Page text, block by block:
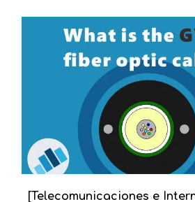
MGXTWEste tipo de cable
principalmente para la
laminado de polietileno de acero
centralCaracterísticas
central (también llamado cable
holgado)Lugar de aplicación:
conductos, conductos
MGXTWNúmeros de fibra:1-12
recomendado
Leer Más